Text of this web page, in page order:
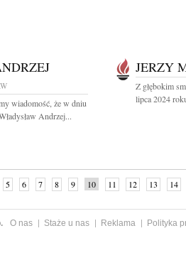
wiadomość, że w dniu
Andrzej...
JERZY
Z głębokim
lipca 2024
5 6 7 8 9 10 11 12 13 14
O nas Staże u nas Reklama
Polityka